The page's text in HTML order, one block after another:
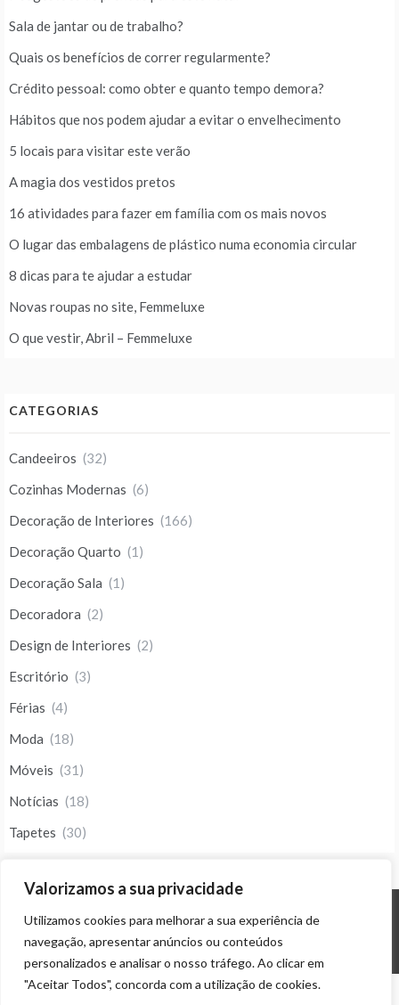
Valorizamos a sua privacidade
Utilizamos cookies para melhorar a sua experiência de
navegação, apresentar anúncios ou conteúdos
personalizados e analisar o nosso tráfego. Ao clicar em
"Aceitar Todos", concorda com a utilização de cookies.
Sala de jantar ou de trabalho?
Quais os benefícios de correr regularmente?
Crédito pessoal: como obter e quanto tempo demora?
Hábitos que nos podem ajudar a evitar o envelhecimento
5 locais para visitar este verão
A magia dos vestidos pretos
16 atividades para fazer em família com os mais novos
O lugar das embalagens de plástico numa economia circular
8 dicas para te ajudar a estudar
Novas roupas no site, Femmeluxe
O que vestir, Abril – Femmeluxe
CATEGORIAS
Candeeiros (32)
Cozinhas Modernas (6)
Decoração de Interiores (166)
Decoração Quarto (1)
Decoração Sala (1)
Decoradora (2)
Design de Interiores (2)
Escritório (3)
Férias (4)
Moda (18)
Móveis (31)
Notícias (18)
Tapetes (30)